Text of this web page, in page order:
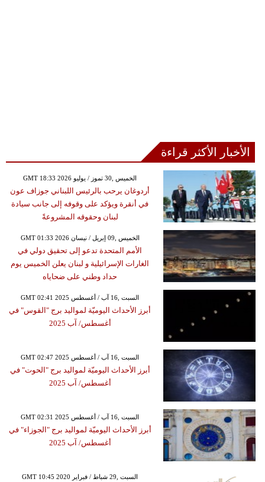
الأخبار الأكثر قراءة
GMT 18:33 2026 الخميس ,30 تموز / يوليو
أردوغان يرحب بالرئيس اللبناني جوزاف عون
في أنقرة ويؤكد على وقوفه إلى جانب سيادة
لبنان وحقوقه المشروعةً
GMT 01:33 2026 الخميس ,09 إبريل / نيسان
الأمم المتحدة تدعو إلى تحقيق دولي في
الغارات الإسرائيلية و لبنان يعلن الخميس يوم
حداد وطني على ضحاياه
GMT 02:41 2025 السبت ,16 آب / أغسطس
أبرز الأحداث اليوميّة لمواليد برج "القوس" في
أغسطس/ آب 2025
GMT 02:47 2025 السبت ,16 آب / أغسطس
أبرز الأحداث اليوميّة لمواليد برج "الحوت" في
أغسطس/ آب 2025
GMT 02:31 2025 السبت ,16 آب / أغسطس
أبرز الأحداث اليوميّة لمواليد برج "الجوزاء" في
أغسطس/ آب 2025
GMT 10:45 2020 السبت ,29 شباط / فبراير